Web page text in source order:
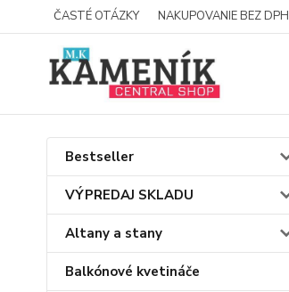
ČASTÉ OTÁZKY NAKUPOVANIE BEZ DPH
Bestseller
VÝPREDAJ SKLADU
Altany a stany
Balkónové kvetináče